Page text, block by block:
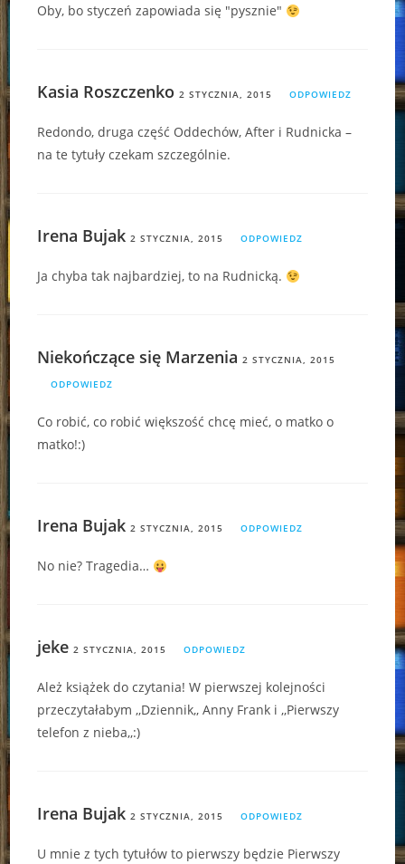
Oby, bo styczeń zapowiada się "pysznie"
Kasia Roszczenko 2 STYCZNIA, 2015 ODPOWIEDZ
Redondo, druga część Oddechów, After i Rudnicka –
na te tytuły czekam szczególnie.
Irena Bujak 2 STYCZNIA, 2015 ODPOWIEDZ
Ja chyba tak najbardziej, to na Rudnicką.
Niekończące się Marzenia 2 STYCZNIA, 2015
ODPOWIEDZ
Co robić, co robić większość chcę mieć, o matko o
matko!:)
Irena Bujak 2 STYCZNIA, 2015 ODPOWIEDZ
No nie? Tragedia…
jeke 2 STYCZNIA, 2015 ODPOWIEDZ
Ależ książek do czytania! W pierwszej kolejności
przeczytałabym ,,Dziennik,, Anny Frank i ,,Pierwszy
telefon z nieba,,:)
Irena Bujak 2 STYCZNIA, 2015 ODPOWIEDZ
U mnie z tych tytułów to pierwszy będzie Pierwszy